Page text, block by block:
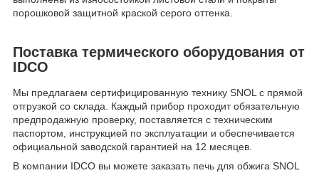
порошковой защитной краской серого оттенка.
Поставка термического оборудования от
IDCO
Мы предлагаем сертифицированную технику SNOL с прямой
отгрузкой со склада. Каждый прибор проходит обязательную
предпродажную проверку, поставляется с техническим
паспортом, инструкцией по эксплуатации и обеспечивается
официальной заводской гарантией на 12 месяцев.
В компании IDCO вы можете заказать печь для обжига SNOL